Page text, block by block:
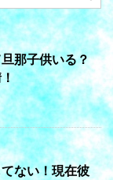
那子供いる？
ない！現在彼